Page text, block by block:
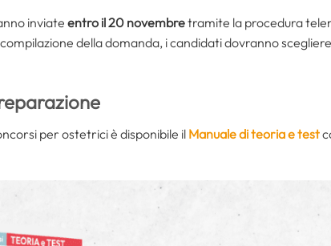
inviate entro il 20 novembretramite la procedura
della domanda, i candidati dovranno
per ostetrici è disponibile il Manuale di teoria e test